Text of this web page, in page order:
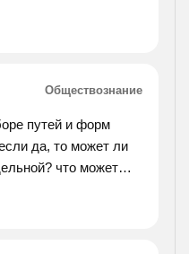
Обществознание
путей и форм
да, то может ли
что может